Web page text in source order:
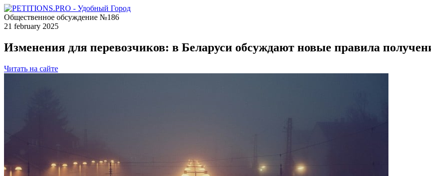
Общественное обсуждение №186
21 february 2025
Изменения для перевозчиков: в Беларуси обсуждают новые правила
Читать на сайте